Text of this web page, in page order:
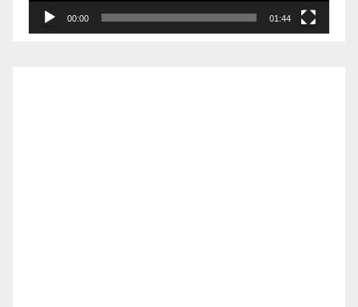
00:00 01:44